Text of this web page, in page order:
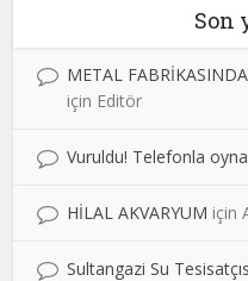
Son
METAL
için Editör
Vuruldu! Telefonla
HİLAL AKVARYUM için
Sultangazi Su